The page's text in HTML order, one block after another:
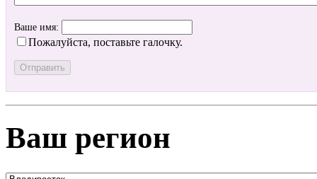
Ваше имя:
Пожалуйста, поставьте галочку.
Ваш регион